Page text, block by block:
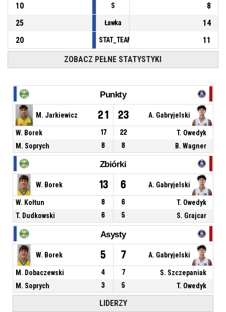
10
S
8
25
Ławka
14
20
11
ZOBACZ PEŁNE STATYSTYKI
Punkty
M. Jarkiewicz 21 23 A. Gabryjelski
W. Borek 17 22
T. Owedyk
M. Soprych
8 8 B. Wagner
Zbiórki
W. Borek 13 6 A. Gabryjelski
W. Kołtun 8 6
T. Owedyk
T. Dudkowski
6 5 S. Grajcar
Asysty
W. Borek 5 7 A. Gabryjelski
M. Dobaczewski 4 7
S. Szczepaniak
M. Soprych
3 5 T. Owedyk
LIDERZY